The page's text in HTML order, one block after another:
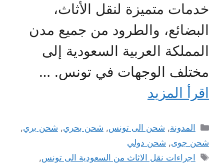
خدمات متميزة لنقل الأثاث،
البضائع، والطرود من جميع مدن
المملكة العربية السعودية إلى
مختلف الوجهات في تونس. …
اقرأ المزيد
التصنيفات
المدونة, شحن الى تونس, شحن بحري, شحن بري,
شحن جوى, شحن دولي
الوسوم
اجراءات نقل الاثاث من السعودية الى تونس,